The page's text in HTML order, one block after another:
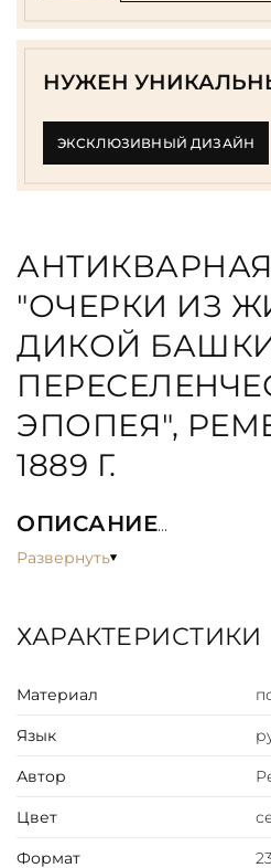
НУЖЕН
ЭКСКЛЮЗИВНЫЙ ДИЗАЙН
"ОЧЕРКИ ИЗ
ДИКОЙ
ЭПОПЕЯ",
1889 Г.
ОПИСАНИЕ
Из оглавления:
Общее положение
местного общества
Уфимская администрация в
Деревня Расстреляева и ее
Развернуть
ХАРАКТЕРИСТИКИ
Материал
Язык
Автор
Цвет
Формат